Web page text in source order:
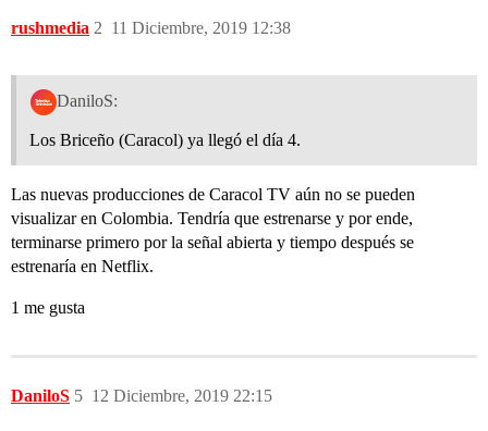
rushmedia 11 Diciembre, 2019 12:38
2
DaniloS:
Los Briceño (Caracol) ya llegó el día 4.
Las nuevas producciones de Caracol TV aún no se pueden
visualizar en Colombia. Tendría que estrenarse y por ende,
terminarse primero por la señal abierta y tiempo después se
estrenaría en Netflix.
1 me gusta
DaniloS 12 Diciembre, 2019 22:15
5